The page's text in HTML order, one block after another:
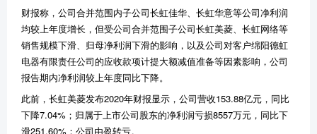
财报称，公司合并范围内子公司长虹佳华、长虹华意等公司净利润
均较上年度增长，但受公司合并范围子公司长虹美菱、长虹网络等
销售规模下滑、归母净利润下滑的影响，以及公司对客户绵阳德虹
电器有限责任公司的应收款项计提大额减值准备等因素影响，公司
报告期内净利润较上年度同比下降。
此前，长虹美菱发布2020年财报显示，公司营收153.88亿元，同比
下降7.04%；归属于上市公司股东的净利润亏损8557万元，同比下
滑251.60%；公司由盈转亏。